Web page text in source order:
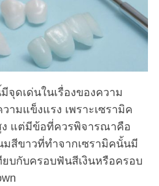
จุดเด่นในเรื่องของความ
ามแข็งแรง เพราะเซรามิค
แต่มีข้อที่ควรพิจารณาคือ
สีขาวที่ทำจากเซรามิคนั้นมี
ยบกับครอบฟันสีเงินหรือครอบ